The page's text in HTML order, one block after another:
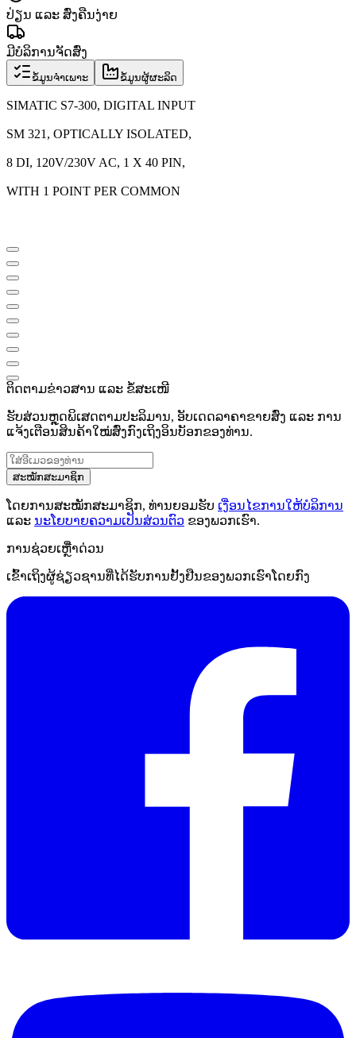
ປ່ຽນ ແລະ ສົ່ງຄືນງ່າຍ
ມີບໍລິການຈັດສົ່ງ
ຂໍ້ມູນຈຳເພາະ ຂໍ້ມູນຜູ້ຜະລິດ
SIMATIC S7-300, DIGITAL INPUT
SM 321, OPTICALLY ISOLATED,
8 DI, 120V/230V AC, 1 X 40 PIN,
WITH 1 POINT PER COMMON
ຕິດຕາມຂ່າວສານ ແລະ ຂໍ້ສະເໜີ
ຮັບສ່ວນຫຼຸດພິເສດຕາມປະລິມານ, ອັບເດດລາຄາຂາຍສົ່ງ ແລະ ການ
ແຈ້ງເຕືອນສິນຄ້າໃໝ່ສົ່ງກົງເຖິງອິນບັອກຂອງທ່ານ.
ສະໝັກສະມາຊິກ
ໂດຍການສະໝັກສະມາຊິກ, ທ່ານຍອມຮັບ ເງື່ອນໄຂການໃຫ້ບໍລິການ
ແລະ ນະໂຍບາຍຄວາມເປັນສ່ວນຕົວ ຂອງພວກເຮົາ.
ການຊ່ວຍເຫຼືໍາດ່ວນ
ເຂົ້າເຖິງຜູ້ຊ່ຽວຊານທີ່ໄດ້ຮັບການຢັ້ງຢືນຂອງພວກເຮົາໂດຍກົງ